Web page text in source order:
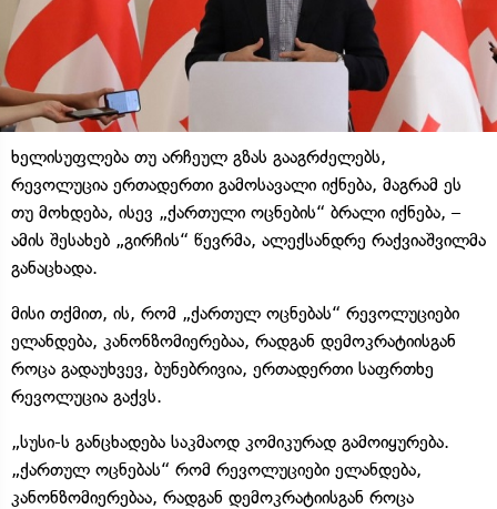
ხელისუფლება თუ არჩეულ გზას გააგრძელებს,
რევოლუცია ერთადერთი გამოსავალი იქნება, მაგრამ ეს
თუ მოხდება, ისევ „ქართული ოცნების“ ბრალი იქნება, –
ამის შესახებ „გირჩის“ წევრმა, ალექსანდრე რაქვიაშვილმა
განაცხადა.
მისი თქმით, ის, რომ „ქართულ ოცნებას“ რევოლუციები
ელანდება, კანონზომიერებაა, რადგან დემოკრატიისგან
როცა გადაუხვევ, ბუნებრივია, ერთადერთი საფრთხე
რევოლუცია გაქვს.
„სუსი-ს განცხადება საკმაოდ კომიკურად გამოიყურება.
„ქართულ ოცნებას“ რომ რევოლუციები ელანდება,
კანონზომიერებაა, რადგან დემოკრატიისგან როცა